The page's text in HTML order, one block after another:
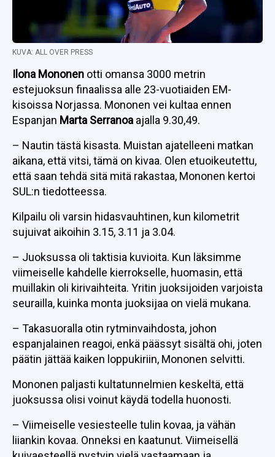
KUVA: ALL OVER PRESS
Ilona Mononen otti omansa 3000 metrin
estejuoksun finaalissa alle 23-vuotiaiden EM-
kisoissa Norjassa. Mononen vei kultaa ennen
Espanjan Marta Serranoa ajalla 9.30,49.
– Nautin tästä kisasta. Muistan ajatelleeni matkan
aikana, että vitsi, tämä on kivaa. Olen etuoikeutettu,
että saan tehdä sitä mitä rakastaa, Mononen kertoi
SUL:n tiedotteessa.
Kilpailu oli varsin hidasvauhtinen, kun kilometrit
sujuivat aikoihin 3.15, 3.11 ja 3.04.
– Juoksussa oli taktisia kuvioita. Kun läksimme
viimeiselle kahdelle kierrokselle, huomasin, että
muillakin oli kirivaihteita. Yritin juoksijoiden varjoista
seurailla, kuinka monta juoksijaa on vielä mukana.
– Takasuoralla otin rytminvaihdosta, johon
espanjalainen reagoi, enkä päässyt sisältä ohi, joten
päätin jättää kaiken loppukiriin, Mononen selvitti.
Mononen paljasti kultatunnelmien keskeltä, että
juoksussa olisi voinut käydä todella huonosti.
– Viimeiselle vesiesteelle tulin kovaa, ja vähän
liiankin kovaa. Onneksi en kaatunut. Viimeisellä